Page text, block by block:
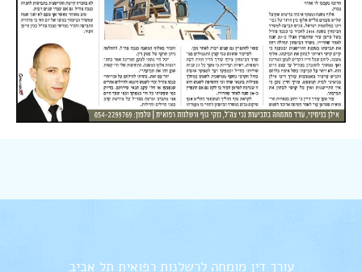
עורך דין מומחה לרשלנות רפואית תל אביב